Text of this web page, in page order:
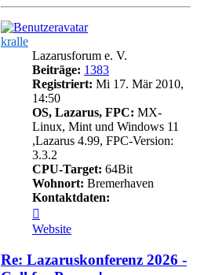
kralle
Lazarusforum e. V.
Beiträge: 1383
Registriert: Mi 17. Mär 2010,
14:50
OS, Lazarus, FPC: MX-
Linux, Mint und Windows 11
,Lazarus 4.99, FPC-Version:
3.3.2
CPU-Target: 64Bit
Wohnort: Bremerhaven
Kontaktdaten:
von
kralle
Website
Re: Lazaruskonferenz 2026 -